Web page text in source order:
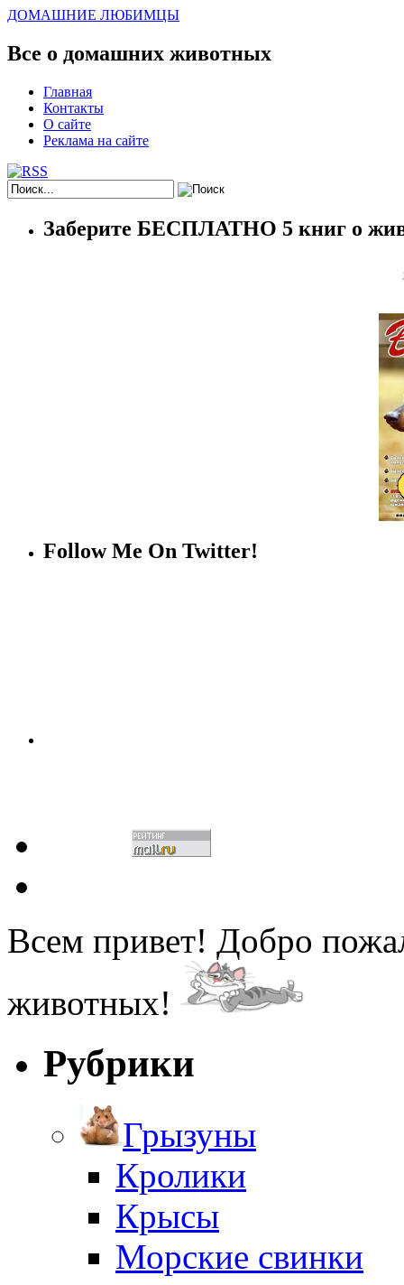
ДОМАШНИЕ ЛЮБИМЦЫ
Все о домашних животных
Главная
Контакты
О сайте
Реклама на сайте
Заберите БЕСПЛАТНО 5 книг о
Follow Me On Twitter!
Всем привет! Добро
животных!
Рубрики
Грызуны
Кролики
Крысы
Морские свинки